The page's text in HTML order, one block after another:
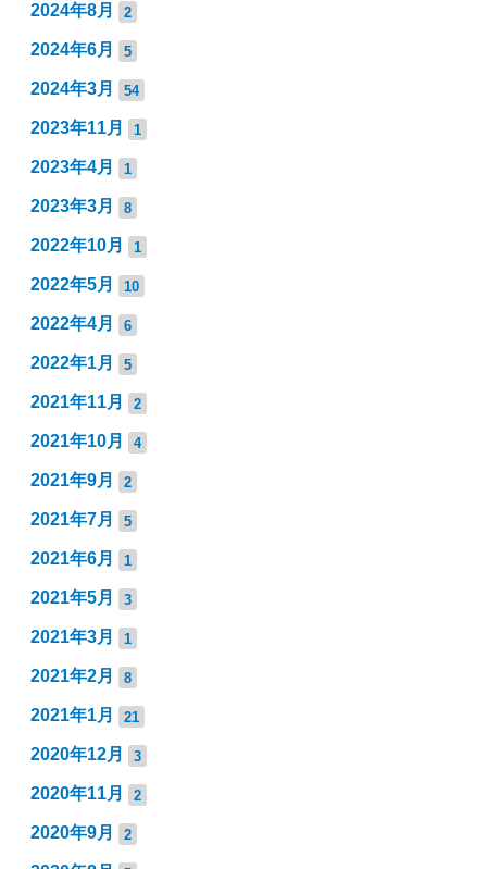
2024年8月 2
2024年6月 5
2024年3月 54
2023年11月 1
2023年4月 1
2023年3月 8
2022年10月 1
2022年5月 10
2022年4月 6
2022年1月 5
2021年11月 2
2021年10月 4
2021年9月 2
2021年7月 5
2021年6月 1
2021年5月 3
2021年3月 1
2021年2月 8
2021年1月 21
2020年12月 3
2020年11月 2
2020年9月 2